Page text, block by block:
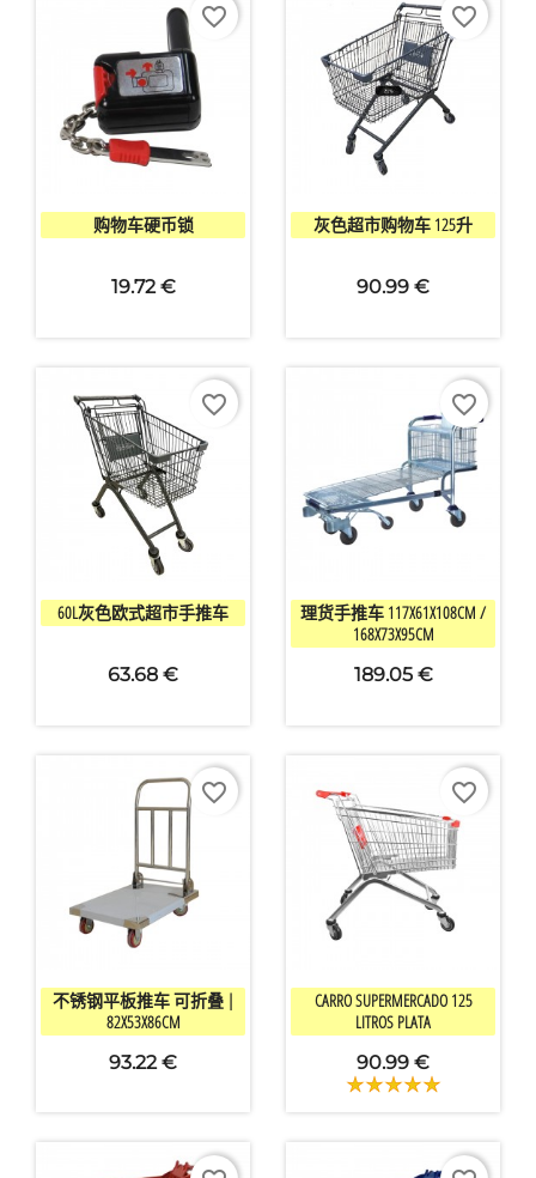
快速查看
购物车硬币锁
19.72 €
favorite_border
快速查看
灰色超市购物车 125升
90.99 €
favorite_border
快速查看
60L灰色欧式超市手推车
63.68 €
favorite_border
快速查看
理货手推车 117X61X108CM /
168X73X95CM
189.05 €
favorite_border
快速查看
不锈钢平板推车 可折叠 |
82X53X86CM
93.22 €
favorite_border
快速查看
CARRO SUPERMERCADO 125
LITROS PLATA
90.99 €
favorite_border